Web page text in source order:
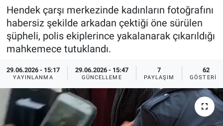
Hendek çarşı merkezinde kadınların fotoğrafını
habersiz şekilde arkadan çektiği öne sürülen
şüpheli, polis ekiplerince yakalanarak çıkarıldığı
mahkemece tutuklandı.
29.06.2026 - 15:17
YAYINLANMA
29.06.2026 - 15:47
GÜNCELLEME
7
PAYLAŞIM
62
GÖSTERIM